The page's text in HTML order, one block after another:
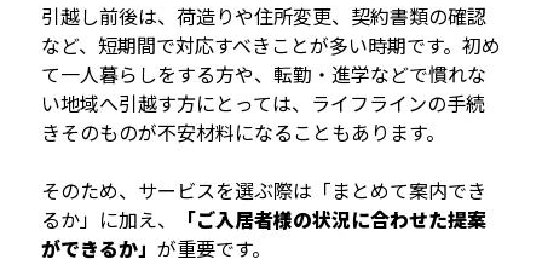
引越し前後は、荷造りや住所変更、契約書類の確認
など、短期間で対応すべきことが多い時期です。初め
て一人暮らしをする方や、転勤・進学などで慣れな
い地域へ引越す方にとっては、ライフラインの手続
きそのものが不安材料になることもあります。
そのため、サービスを選ぶ際は「まとめて案内でき
るか」に加え、
「ご入居者様の状況に合わせた提案
ができるか」 が重要です。